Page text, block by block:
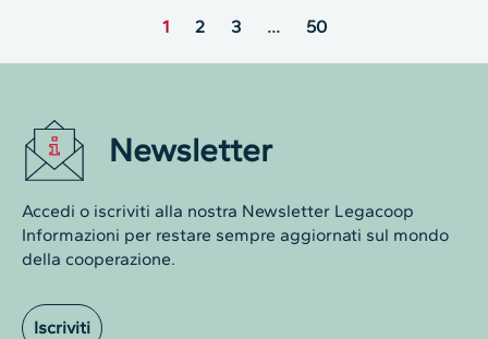
1 2 3 … 50
Newsletter
Accedi o iscriviti alla nostra Newsletter Legacoop
Informazioni per restare sempre aggiornati sul mondo
della cooperazione.
Iscriviti